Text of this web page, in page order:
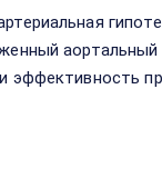
эффективность